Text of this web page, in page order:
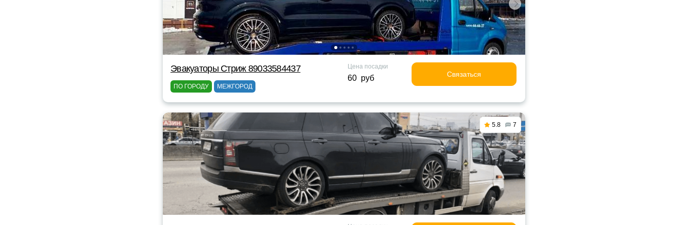
Эвакуаторы Стриж 89033584437
ПО ГОРОДУ МЕЖГОРОД
Цена посадки
60 руб Связаться
5.8 7